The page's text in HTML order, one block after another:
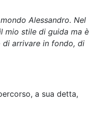
Alessandro. Nel
mio stile di guida ma è
arrivare in fondo, di
a sua detta,